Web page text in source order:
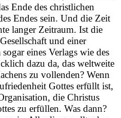
Ende des christlichen
Endes sein. Und die Zeit
langer Zeitraum. Ist die
und einer
eines Verlags wie des
dazu da, das weltweite
zu vollenden? Wenn
Gottes erfüllt ist,
die Christus
zu erfüllen. Was dann?